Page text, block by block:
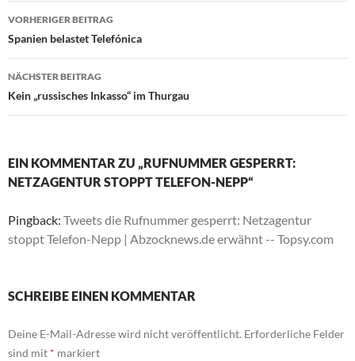
Beitragsnavigation
VORHERIGER BEITRAG
Spanien belastet Telefónica
NÄCHSTER BEITRAG
Kein „russisches Inkasso“ im Thurgau
EIN KOMMENTAR ZU „RUFNUMMER GESPERRT:
NETZAGENTUR STOPPT TELEFON-NEPP“
Pingback: Tweets die Rufnummer gesperrt: Netzagentur
stoppt Telefon-Nepp | Abzocknews.de erwähnt -- Topsy.com
SCHREIBE EINEN KOMMENTAR
Deine E-Mail-Adresse wird nicht veröffentlicht. Erforderliche Felder
sind mit * markiert